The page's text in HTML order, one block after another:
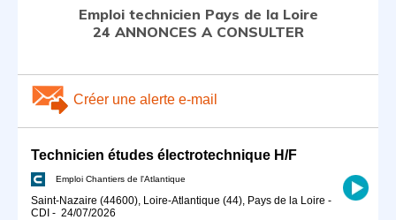
Emploi technicien Pays de la Loire
24 ANNONCES A CONSULTER
Créer une alerte e-mail
Technicien études électrotechnique H/F
Emploi Chantiers de l'Atlantique
Saint-Nazaire (44600), Loire-Atlantique (44), Pays de la Loire -
CDI - 24/07/2026